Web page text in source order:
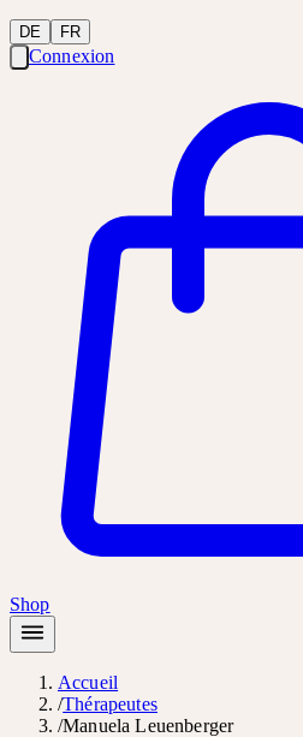
DE FR
Connexion
Shop
Accueil
/Thérapeutes
/Manuela Leuenberger